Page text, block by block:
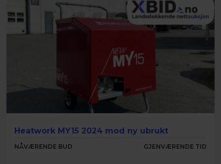
Heatwork MY15 2024 mod ny ubrukt
NÅVÆRENDE BUD GJENVÆRENDE TID